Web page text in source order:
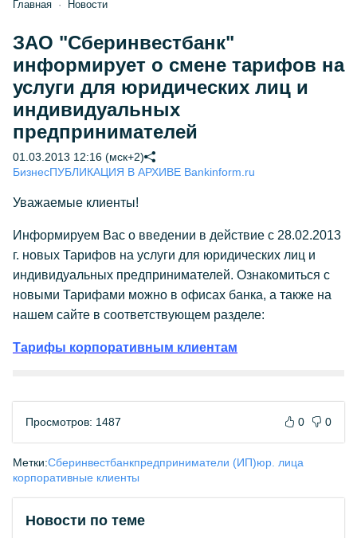
Главная Новости
ЗАО "Сберинвестбанк"
информирует о смене тарифов на
услуги для юридических лиц и
индивидуальных
предпринимателей
01.03.2013 12:16 (мск+2)
БизнесПУБЛИКАЦИЯ В АРХИВЕ Bankinform.ru
Уважаемые клиенты!
Информируем Вас о введении в действие с 28.02.2013
г. новых Тарифов на услуги для юридических лиц и
индивидуальных предпринимателей. Ознакомиться с
новыми Тарифами можно в офисах банка, а также на
нашем сайте в соответствующем разделе:
Тарифы корпоративным клиентам
Просмотров: 1487 0 0
Метки:Сберинвестбанкпредприниматели (ИП)юр. лица
корпоративные клиенты
Новости по теме